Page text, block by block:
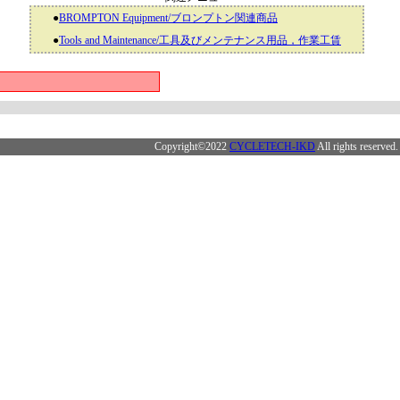
●BROMPTON Equipment/ブロンプトン関連商品
●Tools and Maintenance/工具及びメンテナンス用品，作業工賃
Copyright©2022 CYCLETECH-IKD All rights reserved.